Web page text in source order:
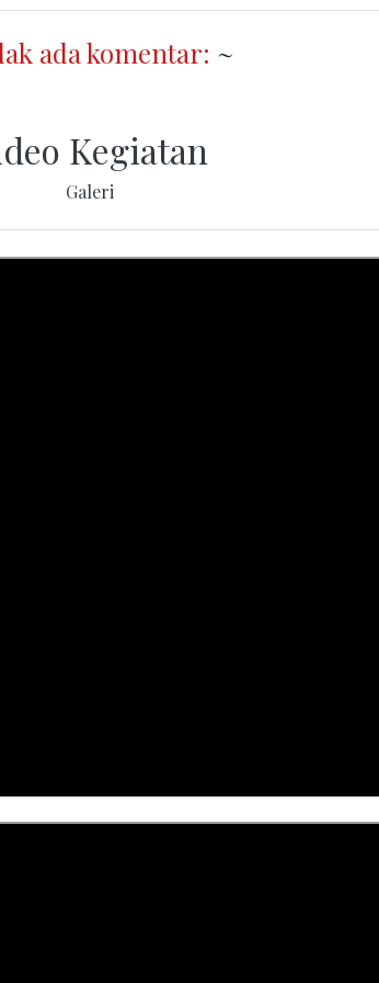
ada komentar: ~
Kegiatan
Galeri